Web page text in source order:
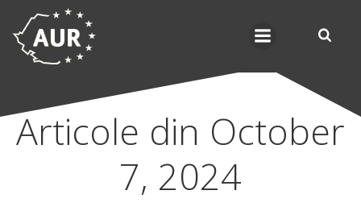
Articole din October
7, 2024